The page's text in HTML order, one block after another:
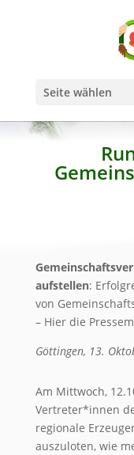
Seite wählen
aufstellen:
von
– Hier die
Göttingen, 13.
Am Mittwoch,
Vertreter*innen
regionale
auszuloten, wie